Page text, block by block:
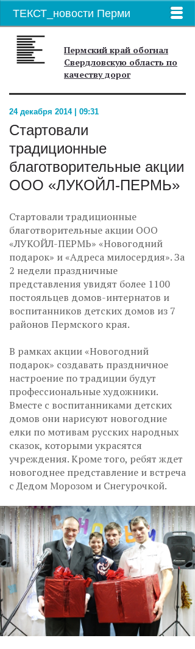
ТЕКСТ_новости Перми
Пермский край обогнал
Свердловскую область по
качеству дорог
24 декабря 2014 | 09:31
Стартовали
традиционные
благотворительные акции
ООО «ЛУКОЙЛ-ПЕРМЬ»
Стартовали традиционные
благотворительные акции ООО
«ЛУКОЙЛ-ПЕРМЬ» «Новогодний
подарок» и «Адреса милосердия». За
2 недели праздничные
представления увидят более 1100
постояльцев домов-интернатов и
воспитанников детских домов из 7
районов Пермского края.
В рамках акции «Новогодний
подарок» создавать праздничное
настроение по традиции будут
профессиональные художники.
Вместе с воспитанниками детских
домов они нарисуют новогодние
елки по мотивам русских народных
сказок, которыми украсятся
учреждения. Кроме того, ребят ждет
новогоднее представление и встреча
с Дедом Морозом и Снегурочкой.